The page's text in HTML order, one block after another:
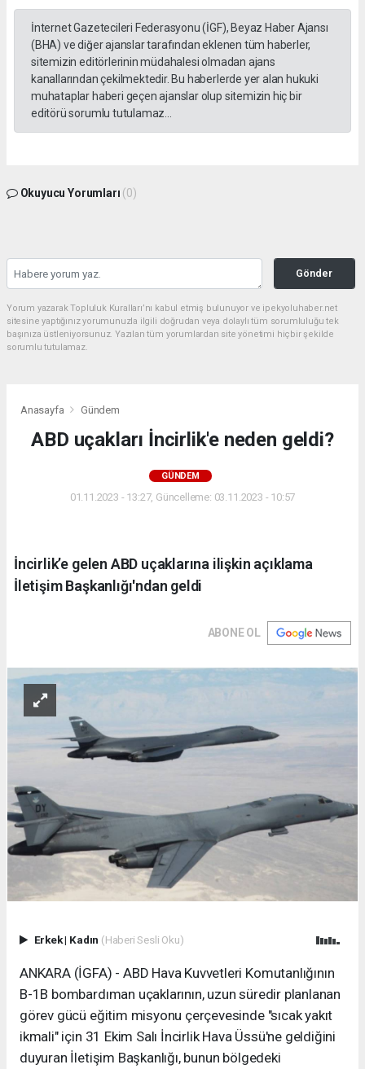
İnternet Gazetecileri Federasyonu (İGF), Beyaz Haber Ajansı
(BHA) ve diğer ajanslar tarafından eklenen tüm haberler,
sitemizin editörlerinin müdahalesi olmadan ajans
kanallarından çekilmektedir. Bu haberlerde yer alan hukuki
muhataplar haberi geçen ajanslar olup sitemizin hiç bir
editörü sorumlu tutulamaz...
Okuyucu Yorumları (0)
Gönder
Yorum yazarak Topluluk Kuralları’nı kabul etmiş bulunuyor ve ipekyoluhaber.net
sitesine yaptığınız yorumunuzla ilgili doğrudan veya dolaylı tüm sorumluluğu tek
başınıza üstleniyorsunuz. Yazılan tüm yorumlardan site yönetimi hiçbir şekilde
sorumlu tutulamaz.
Anasayfa Gündem
ABD uçakları İncirlik'e neden geldi?
GÜNDEM
01.11.2023 - 13:27, Güncelleme: 03.11.2023 - 10:57
İncirlik’e gelen ABD uçaklarına ilişkin açıklama
İletişim Başkanlığı'ndan geldi
ABONE OL
Erkek| Kadın (Haberi Sesli Oku)
ANKARA (İGFA) - ABD Hava Kuvvetleri Komutanlığının
B-1B bombardıman uçaklarının, uzun süredir planlanan
görev gücü eğitim misyonu çerçevesinde "sıcak yakıt
ikmali" için 31 Ekim Salı İncirlik Hava Üssü'ne geldiğini
duyuran İletişim Başkanlığı, bunun bölgedeki